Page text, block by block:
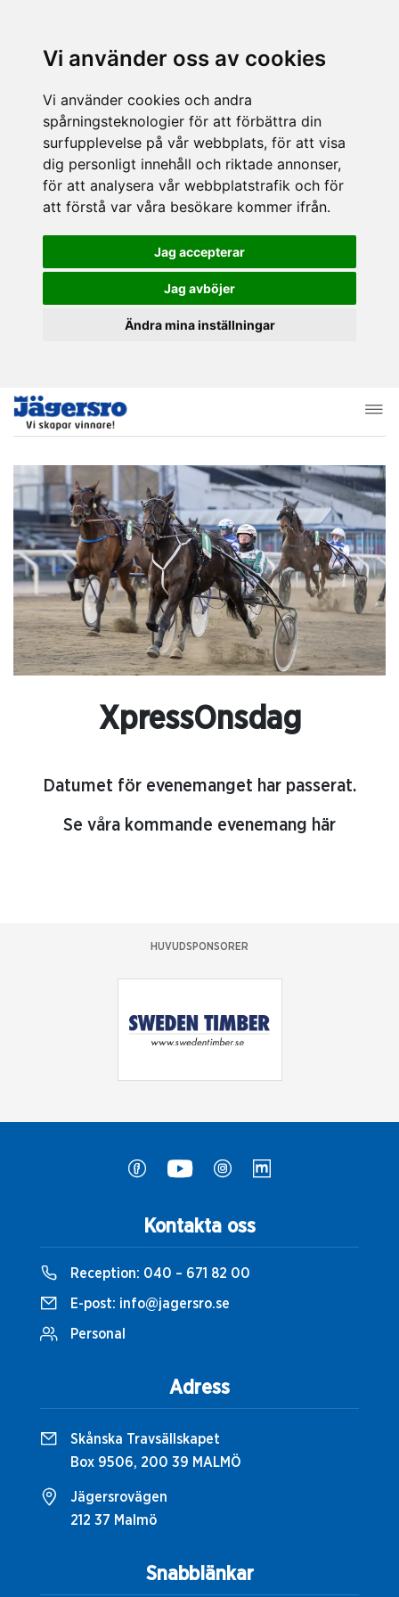
Vi använder oss av cookies
Vi använder cookies och andra
spårningsteknologier för att förbättra din
surfupplevelse på vår webbplats, för att visa
dig personligt innehåll och riktade annonser,
för att analysera vår webbplatstrafik och för
att förstå var våra besökare kommer ifrån.
Jag accepterar
Jag avböjer
Ändra mina inställningar
XpressOnsdag
Datumet för evenemanget har passerat.
Se våra kommande evenemang här
HUVUDSPONSORER
Snabblänkar
Kontakta oss
Reception: 040 – 671 82 00
E-post: info@jagersro.se
Personal
Adress
Skånska Travsällskapet
Box 9506, 200 39 MALMÖ
Jägersrovägen
212 37 Malmö